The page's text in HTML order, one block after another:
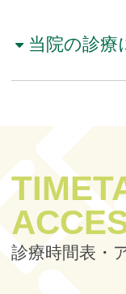
当院の診療
診療時間表・